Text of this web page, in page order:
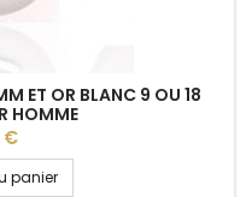
ET OR BLANC 9 OU 18
HOMME
€
panier